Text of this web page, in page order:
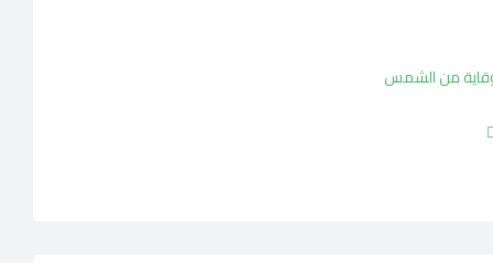
من الشمس